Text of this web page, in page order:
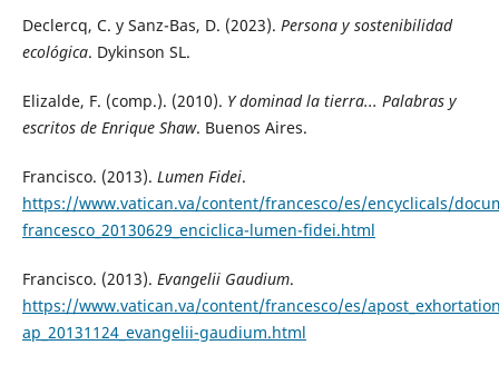
Declercq, C. y Sanz-Bas, D. (2023). Persona y sostenibilidad
ecológica. Dykinson SL.
Elizalde, F. (comp.). (2010). Y dominad la tierra... Palabras y
escritos de Enrique Shaw. Buenos Aires.
Francisco. (2013). Lumen Fidei.
https://www.vatican.va/content/francesco/es/encyclicals/
francesco_20130629_enciclica-lumen-fidei.html
Francisco. (2013). Evangelii Gaudium.
https://www.vatican.va/content/francesco/es/
ap_20131124_evangelii-gaudium.html